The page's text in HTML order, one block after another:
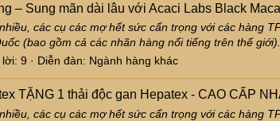
– Sung mãn dài lâu với Acaci Labs Black
các cụ các mợ hết sức cẩn trọng với các hàng
(bao gồm cả các nhãn hàng nổi tiếng trên thế
lời: 9 Diễn đàn: Ngành hàng khác
TẶNG 1 thải độc gan Hepatex - CAO CẤP
các cụ các mợ hết sức cẩn trọng với các hàng